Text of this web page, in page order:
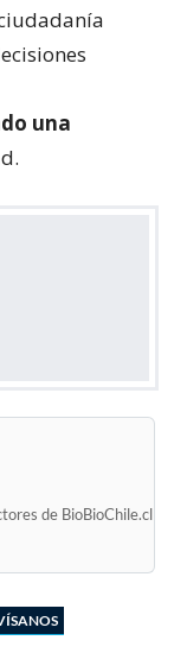
una
de BioBioChile.cl